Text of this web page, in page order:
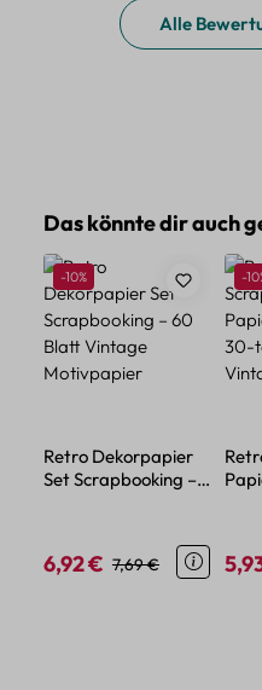
Alle
Produktgalerie
Das könnte dir auch
Rabatt
-10%
Retro Dekorpapier
Set Scrapbooking –
Verkaufspreis:
6,92 € Regulärer Preis:
7,69 €
-